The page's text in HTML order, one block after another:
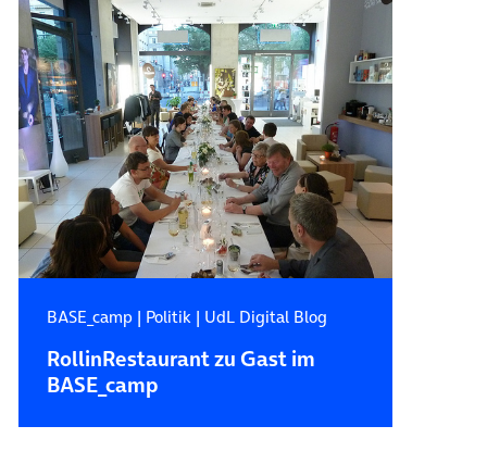
BASE_camp | Politik| UdL Digital Blog
RollinRestaurant zu Gast im
BASE_camp